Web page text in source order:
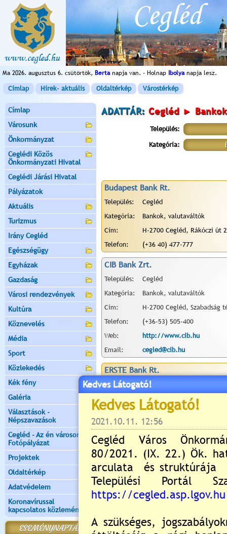
Ma 2026. augusztus 6. csütörtök, Bertanapja van. - Holnap Ibolyanapja lesz.
Címlap Hírek- aktuális Oldaltérkép Várostérkép
Címlap
Városunk
Önkormányzat
Ceglédi Közös
Önkormányzati Hivatal
Ceglédi Járási Hivatal
Pályázatok
Aktuális
Turizmus
Irány Cegléd
Egészségügy
Egyházak
Gazdaság
Városi rendezvények
Kultúra
Köznevelés
Média
Sport
Közlekedés
Kék fény
Galéria
Választások -
Népszavazások
Cegléd - Az én városom -
Fotópályázat
Projektek
Oldaltérkép
Adatvédelem
Koronavírussal
kapcsolatos közlemények
ESEMÉNYNAPTÁR
ADATTÁR: Cegléd ►
Település:
Kategória:
Budapest Bank Rt.
Település:
Cegléd
Kategória:
Bankok, valutaváltók
Cím:
H-2700 Cegléd, Rákóczi út
Telefon:
(+36 40) 477-777
CIB Bank Zrt.
Település:
Cegléd
Kategória:
Bankok, valutaváltók
Cím:
H-2700 Cegléd, Szabadság
Telefon:
(+36-53) 505-400
Web:
http://www.cib.hu
Email:
cegled@cib.hu
ERSTE Bank Rt.
Település:
Cegléd
Kategória:
Bankok, valutaváltók
H-2700 cegléd, Népkör u. 2.
Telefon:
(+36 53) 311-147
EURO-MANI KFT. valutaváltó
Település:
Cegléd
Kategória:
Bankok, valutaváltók
Cím:
H-2700 Cegléd, Kossuth tér
Exclusive Change valutaváltó
Kedves Látogató!